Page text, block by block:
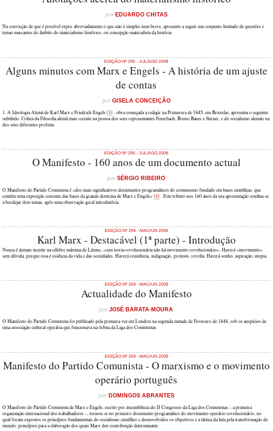
porEDUARDO CHITAS
Na convicção de que é possível expor abreviadamente o que não é simples nem breve, apresento a seguir um conjunto limitado de questões e
temas marcantes do âmbito do materialismo histórico, ou concepção materialista da história.
EDIÇÃO Nº 295 - JUL/AGO 2008
Alguns minutos com Marx e Engels - A história de um ajuste
de contas
porGISELA CONCEIÇÃO
1. A Ideologia Alemã de Karl Marx e Friedrich Engels(1) , obra começada a redigir na Primavera de 1845, em Bruxelas, apresenta o seguinte
subtítulo: Crítica da Filosofia alemã mais recente na pessoa dos seus representantes Feuerbach, Bruno Bauer e Stirner, e do socialismo alemão na
dos seus diferentes profetas.
EDIÇÃO Nº 295 - JUL/AGO 2008
O Manifesto - 160 anos de um documento actual
porSÉRGIO RIBEIRO
O Manifesto do Partido Comunista é «dos mais significativos documentos programáticos do comunismo fundado em bases científicas, que
contém uma exposição coerente das bases da grande doutrina de Marx e Engels»(1) . Este tributo nos 160 anos da sua apresentação confina-se
a bordejar dois temas, após uma observação geral introdutória.
EDIÇÃO Nº 294 - MAI/JUN 2008
Karl Marx - Destacável (1ª parte) - Introdução
Nunca é demais insistir na célebre máxima de Lénine, «sem teoria revolucionária não há movimento revolucionário». Haverá «movimento»
sem dúvida, porque essa é essência da vida e das sociedades. Haverá resistência, indignação, protesto, revolta. Haverá sonho, aspiração, utopia.
EDIÇÃO Nº 294 - MAI/JUN 2008
Actualidade do Manifesto
porJOSÉ BARATA-MOURA
O Manifesto do Partido Comunista foi publicado pela primeira vez em Londres na segunda metade de Fevereiro de 1848, sob os auspícios de
uma associação cultural operária que funcionava na órbita da Liga dos Comunistas.
EDIÇÃO Nº 294 - MAI/JUN 2008
Manifesto do Partido Comunista - O marxismo e o movimento
operário português
porDOMINGOS ABRANTES
O Manifesto do Partido Comunista de Marx e Engels, escrito por incumbência do II Congresso da Liga dos Comunistas – a primeira
organização internacional dos trabalhadores –, tornou-se no primeiro documento programático do movimento operário revolucionário, no
qual foram expostos os princípios fundamentais do socialismo científico e desenvolvidos os objectivos e a táctica da luta pela transformação do
mundo, princípios para a elaboração dos quais Marx deu contribuição determinante.